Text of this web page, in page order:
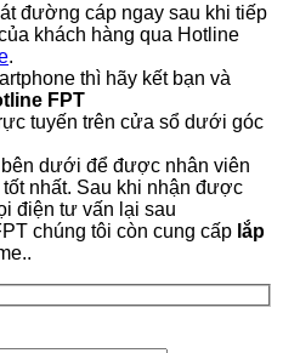
đường cáp ngay sau khi tiếp
khách hàng qua Hotline
.
thì hãy kết bạn và
FPT
tuyến trên cửa sổ dưới góc
dưới để được nhân viên
nhất. Sau khi nhận được
điện tư vấn lại sau
chúng tôi còn cung cấp lắp